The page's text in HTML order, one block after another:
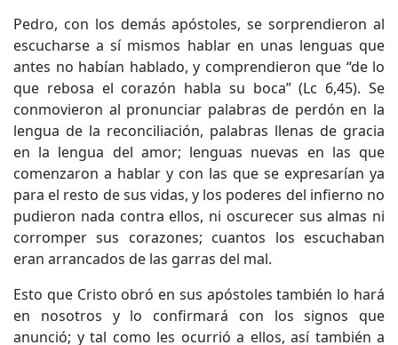
Pedro, con los demás apóstoles, se sorprendieron al
escucharse a sí mismos hablar en unas lenguas que
antes no habían hablado, y comprendieron que “de lo
que rebosa el corazón habla su boca” (Lc 6,45). Se
conmovieron al pronunciar palabras de perdón en la
lengua de la reconciliación, palabras llenas de gracia
en la lengua del amor; lenguas nuevas en las que
comenzaron a hablar y con las que se expresarían ya
para el resto de sus vidas, y los poderes del infierno no
pudieron nada contra ellos, ni oscurecer sus almas ni
corromper sus corazones; cuantos los escuchaban
eran arrancados de las garras del mal.
Esto que Cristo obró en sus apóstoles también lo hará
en nosotros y lo confirmará con los signos que
anunció; y tal como les ocurrió a ellos, así también a